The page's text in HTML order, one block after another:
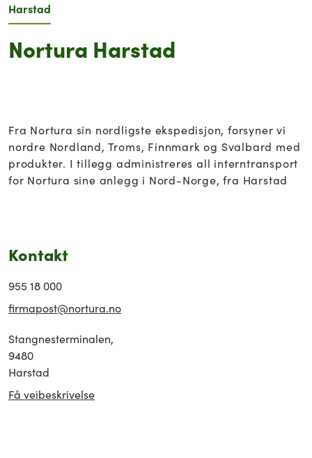
Harstad
Nortura Harstad
Fra Nortura sin nordligste ekspedisjon, forsyner vi
nordre Nordland, Troms, Finnmark og Svalbard med
produkter. I tillegg administreres all interntransport
for Nortura sine anlegg i Nord-Norge, fra Harstad
Kontakt
955 18 000
firmapost@nortura.no
Stangnesterminalen,
9480
Harstad
Få veibeskrivelse